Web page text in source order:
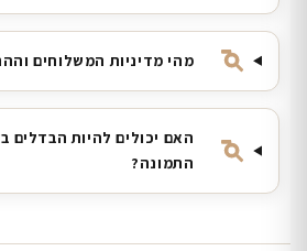
מהי מדיניות המשלוחים
האם יכולים להיות הבדלים
התמונה?